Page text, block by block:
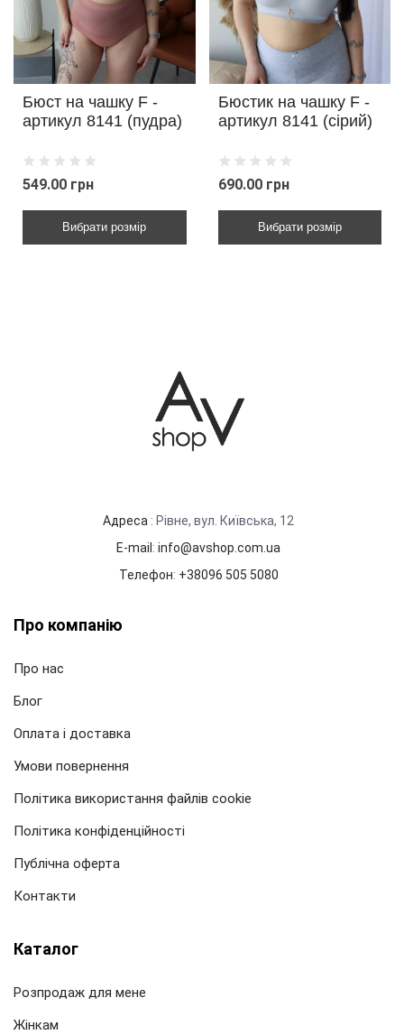
Бюст на чашку F -
артикул 8141 (пудра)
549.00 грн
Вибрати розмір
Бюстик на чашку F -
артикул 8141 (сірий)
690.00 грн
Вибрати розмір
Адреса : Рівне, вул. Київська, 12
E-mail: info@avshop.com.ua
Телефон: +38096 505 5080
Про компанію
Про нас
Блог
Оплата і доставка
Умови повернення
Політика використання файлів cookie
Політика конфіденційності
Публічна оферта
Контакти
Каталог
Розпродаж для мене
Жінкам